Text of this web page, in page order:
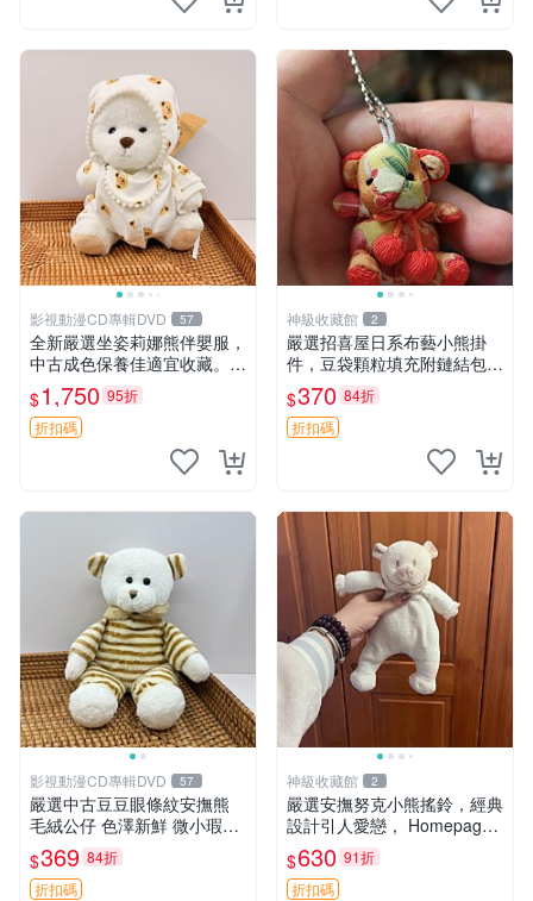
影視動漫CD專輯DVD 57
全新嚴選坐姿莉娜熊伴嬰服，
中古成色保養佳適宜收藏。無
盒子但品質完好，快速出貨。
建議入手！ 中古 玩偶 滬漫
$1,750 95折
折扣碼
神級收藏館 2
嚴選招喜屋日系布藝小熊掛
件，豆袋顆粒填充附鏈結包與
鑰匙叢聚毛絨公仔 和風小熊
毛絨公仔 豆袋掛件
$370 84折
折扣碼
影視動漫CD專輯DVD 57
嚴選中古豆豆眼條紋安撫熊
毛絨公仔 色澤新鮮 微小瑕疵
可收藏 中古 安撫熊 條紋公仔
$369 84折
折扣碼
神級收藏館 2
嚴選安撫努克小熊搖鈴，經典
設計引人愛戀， Homepage
滿60元包運，不滿補差價！
安撫努克 小熊搖鈴 雙手搖動
$630 91折
折扣碼